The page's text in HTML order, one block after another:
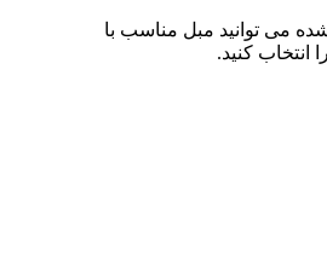
می توانید مبل مناسب با
انتخاب کنید.